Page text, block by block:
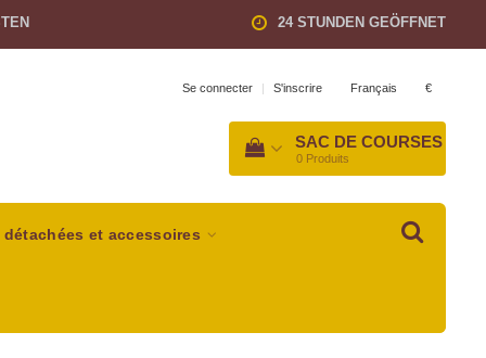
24 STUNDEN GEÖFFNET
Se connecter | S'inscrire Français €
SAC DE COURSES
0 Produits
détachées et accessoires